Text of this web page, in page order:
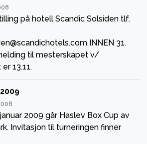
på hotell Scandic Solsiden tlf.
INNEN 31.
til mesterskapet v/
13.11.
2009 går Haslev Box Cup av
Invitasjon til turneringen finner